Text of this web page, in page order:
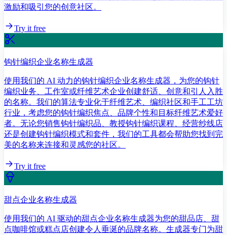
激励和吸引您的创意社区。
Try it free
钩针编织企业名称生成器
使用我们的 AI 动力的钩针编织企业名称生成器，为您的钩针
编织业务、工作室或纤维艺术企业创建舒适、创意和引人入胜
的名称。我们的算法专业化于纤维艺术、编织社区和手工工坊
行业，考虑您的钩针编织焦点、品牌个性和目标纤维艺术爱好
者。无论您销售钩针编织品、教授钩针编织课程、经营纱线店
还是创建钩针编织模式和套件，我们的工具都会帮助您找到完
美的名称来连接和灵感您的社区。
Try it free
甜点企业名称生成器
使用我们的 AI 驱动的甜点企业名称生成器为您的甜品店、甜
点咖啡馆或糕点店创建令人垂涎的品牌名称。生成器专门为甜